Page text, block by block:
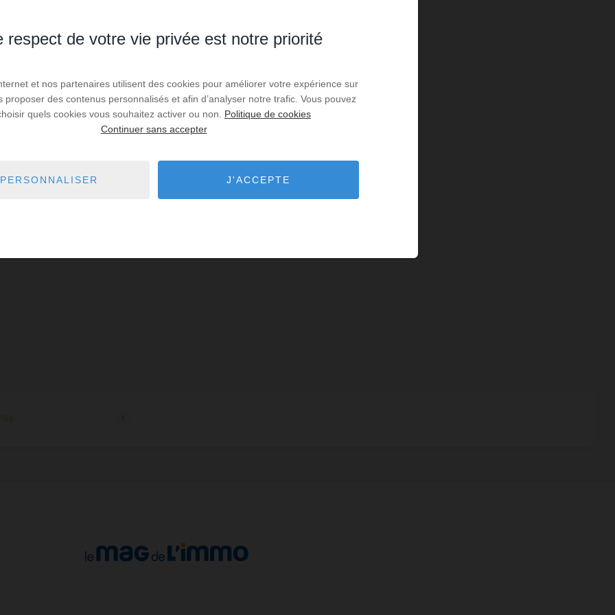
respect de votre vie privée est notre priorité
et nos partenaires utilisent des cookies pour améliorer votre expérience sur
proposer des contenus personnalisés et afin d’analyser notre trafic. Vous pouvez
quels cookies vous souhaitez activer ou non. Politique de cookies
Continuer sans accepter
PERSONNALISER J'ACCEPTE